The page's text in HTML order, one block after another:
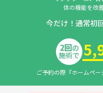
体の機能を改
今だけ！通常初
2回の
施術で
ご予約の際『ホームペー